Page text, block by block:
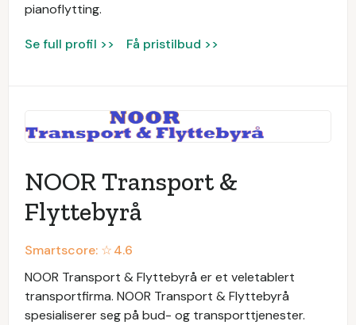
pianoflytting.
Se full profil >> Få pristilbud >>
NOOR Transport &
Flyttebyrå
Smartscore: ☆4.6
NOOR Transport & Flyttebyrå er et veletablert
transportfirma. NOOR Transport & Flyttebyrå
spesialiserer seg på bud- og transporttjenester.